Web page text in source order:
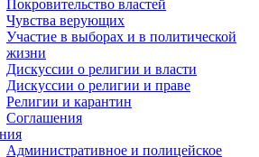
Покровительство властей
Чувства верующих
Участие в выборах и в политической
жизни
Дискуссии о религии и власти
Дискуссии о религии и праве
Религии и карантин
Соглашения
Административное и полицейское